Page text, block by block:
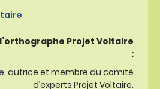
Projet Voltaire
:
, autrice et membre du comité
d’experts Projet Voltaire.